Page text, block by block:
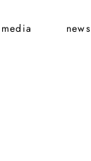
media news